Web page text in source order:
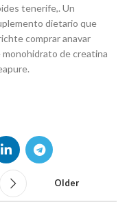
tenerife,. Un
dietario que
comprar anavar
de creatina
Older